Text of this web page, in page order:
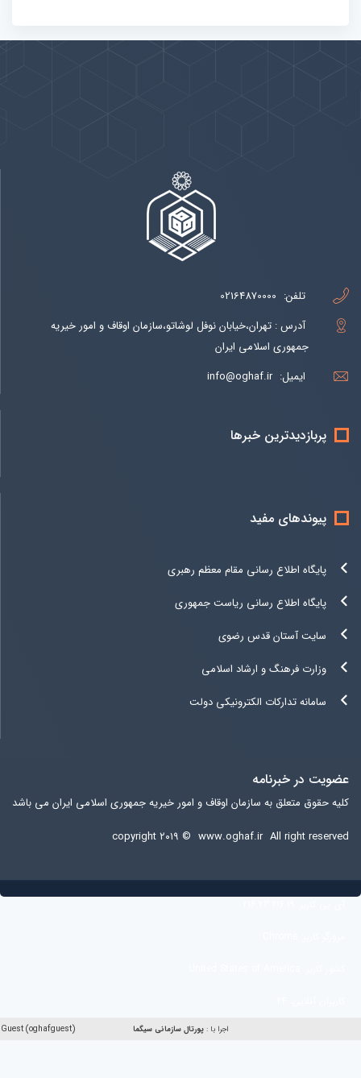
تلفن: 02164870000
آدرس : تهران،خیابان نوفل لوشاتو،سازمان اوقاف و امور خیریه
جمهوری اسلامی ایران
ایمیل: info@oghaf.ir
پربازدیدترین خبرها
پیوندهای مفید
پایگاه اطلاع رسانی مقام معظم رهبری
پایگاه اطلاع رسانی ریاست جمهوری
سایت آستان قدس رضوی
وزارت فرهنگ و ارشاد اسلامی
سامانه تدارکات الکترونیکی دولت
عضویت در خبرنامه
کلیه حقوق متعلق به سازمان اوقاف و امور خیریه جمهوری اسلامی ایران می باشد
copyright ۲۰۱۹ © www.oghaf.ir All right reserved
اجرا با :پورتال سازمانی سیگما Guest (oghafguest)